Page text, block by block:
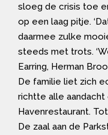
sloeg de crisis toe
op een laag pitje.
daarmee zulke
steeds met trots.
Earring, Herman
De familie liet zich
richtte alle
Havenrestaurant.
De zaal aan de